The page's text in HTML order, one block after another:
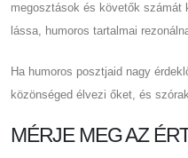
megosztások és követők számát
lássa, humoros tartalmai
Ha humoros posztjaid nagy
közönséged élvezi őket, és
MÉRJE MEG AZ